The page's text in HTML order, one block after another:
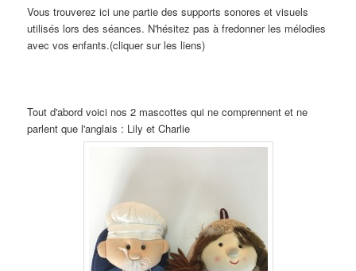
Vous trouverez ici une partie des supports sonores et visuels
utilisés lors des séances. N'hésitez pas à fredonner les mélodies
avec vos enfants.(cliquer sur les liens)
Tout d'abord voici nos 2 mascottes qui ne comprennent et ne
parlent que l'anglais : Lily et Charlie